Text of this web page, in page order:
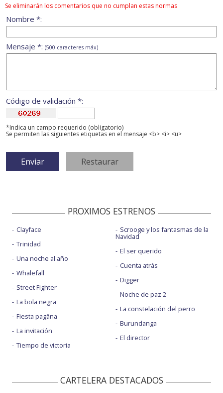
Se eliminarán los comentarios que no cumplan estas normas
Nombre *:
Mensaje *: (500 caracteres máx)
Código de validación *:
*Indica un campo requerido (obligatorio)
Se permiten las siguientes etiquetas en el mensaje <b> <i> <u>
PROXIMOS ESTRENOS
Clayface
Trinidad
Una noche al año
Whalefall
Street Fighter
La bola negra
Fiesta pagäna
La invitación
Tiempo de victoria
Scrooge y los fantasmas de la
Navidad
El ser querido
Cuenta atrás
Digger
Noche de paz 2
La constelación del perro
Burundanga
El director
CARTELERA DESTACADOS